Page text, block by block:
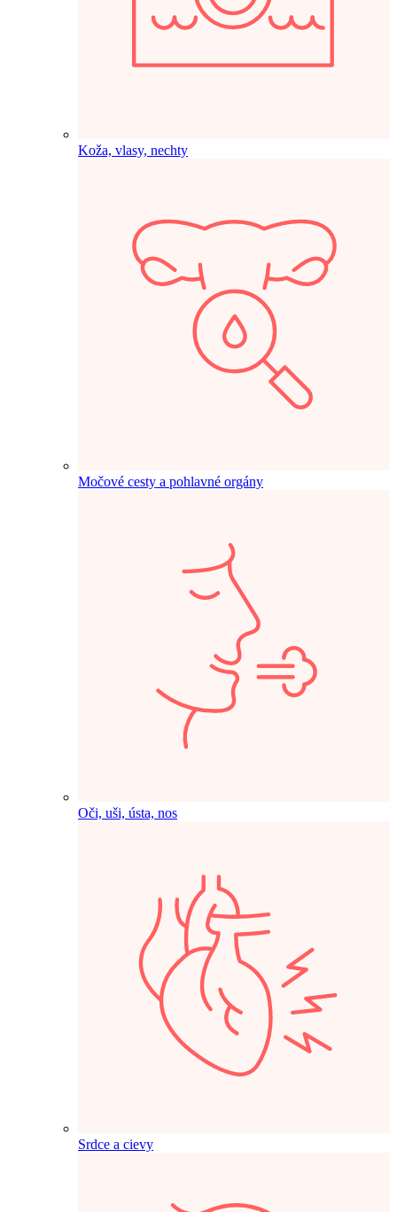
Koža, vlasy, nechty
Močové cesty a pohlavné orgány
Oči, uši, ústa, nos
Srdce a cievy